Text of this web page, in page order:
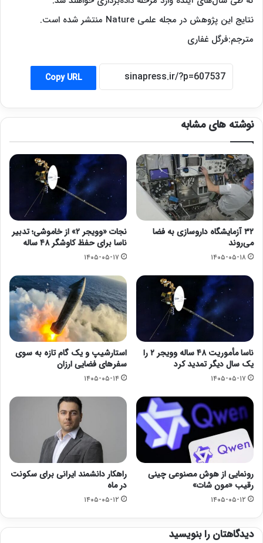
نتایج این پژوهش در مجله علمی Nature منتشر شده است.
مترجم:فرگل غفاری
Copy URL
نوشته های مشابه
۳۲ آزمایشگاه داروسازی به فضا
می‌روند
۱۴۰۵-۰۵-۱۸
نجات «وویجر ۲» از خاموشی؛ تدبیر
ناسا برای حفظ کاوشگر ۴۸ ساله
۱۴۰۵-۰۵-۱۷
ناسا مأموریت ۴۸ ساله وویجر ۲ را
یک سال دیگر تمدید کرد
۱۴۰۵-۰۵-۱۷
استارشیپ و یک گام تازه به سوی
سفرهای فضایی ارزان
۱۴۰۵-۰۵-۱۴
رونمایی از هوش مصنوعی چینی
رقیب «مون شات»
۱۴۰۵-۰۵-۱۲
راهکار دانشمند ایرانی برای سکونت
در ماه
۱۴۰۵-۰۵-۱۲
دیدگاهتان را بنویسید